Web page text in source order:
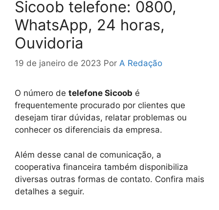
Sicoob telefone: 0800,
WhatsApp, 24 horas,
Ouvidoria
19 de janeiro de 2023 Por A Redação
O número de telefone Sicoob é
frequentemente procurado por clientes que
desejam tirar dúvidas, relatar problemas ou
conhecer os diferenciais da empresa.
Além desse canal de comunicação, a
cooperativa financeira também disponibiliza
diversas outras formas de contato. Confira mais
detalhes a seguir.